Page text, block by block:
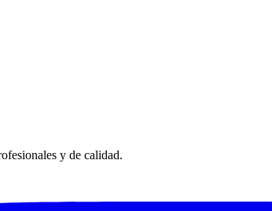
y de calidad.